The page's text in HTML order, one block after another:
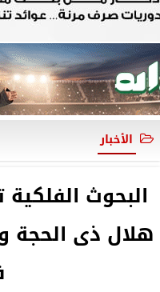
الأخبار
البحوث
هلال ذى الحجة